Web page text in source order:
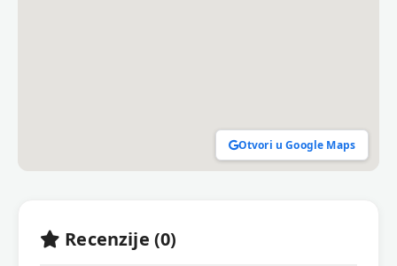
Otvori u Google Maps
Recenzije (0)